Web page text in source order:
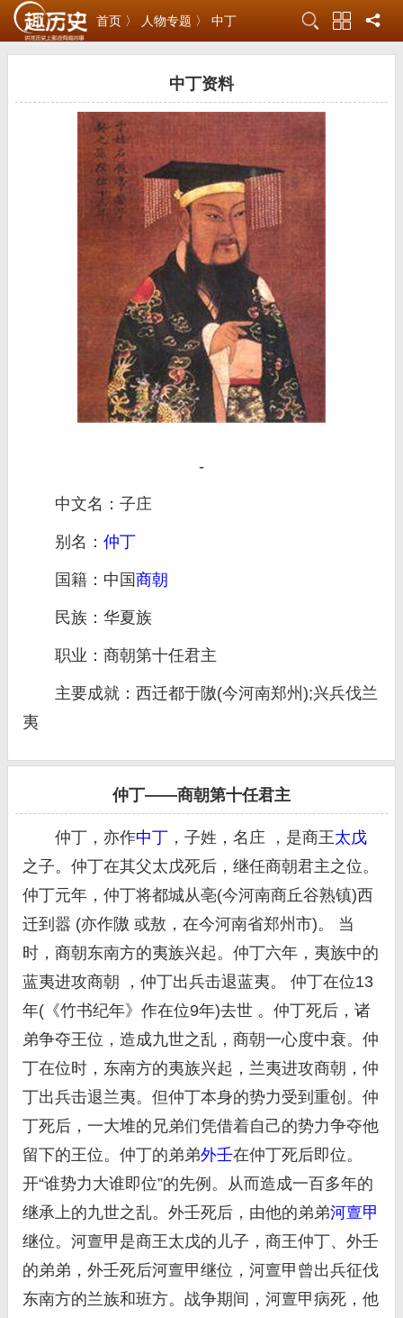
首页 〉 人物专题 〉 中丁
中丁资料
-
中文名：子庄
别名： 仲丁
国籍：中国商朝
民族：华夏族
职业：商朝第十任君主
主要成就：西迁都于隞(今河南郑州);兴兵伐兰
夷
仲丁——商朝第十任君主
仲丁，亦作中丁 ，子姓，名庄 ，是商王太戊
之子。仲丁在其父太戊死后，继任商朝君主之位。
仲丁元年，仲丁将都城从亳(今河南商丘谷熟镇)西
迁到嚣 (亦作隞 或敖，在今河南省郑州市)。 当
时，商朝东南方的夷族兴起。仲丁六年，夷族中的
蓝夷进攻商朝 ，仲丁出兵击退蓝夷。 仲丁在位13
年(《竹书纪年》作在位9年)去世 。仲丁死后，诸
弟争夺王位，造成九世之乱，商朝一心度中衰。仲
丁在位时，东南方的夷族兴起，兰夷进攻商朝，仲
丁出兵击退兰夷。但仲丁本身的势力受到重创。仲
丁死后，一大堆的兄弟们凭借着自己的势力争夺他
留下的王位。仲丁的弟弟外壬在仲丁死后即位。
开“谁势力大谁即位”的先例。从而造成一百多年的
继承上的九世之乱。外壬死后，由他的弟弟河亶甲
继位。河亶甲是商王太戊的儿子，商王仲丁、外壬
的弟弟，外壬死后河亶甲继位，河亶甲曾出兵征伐
东南方的兰族和班方。战争期间，河亶甲病死，他